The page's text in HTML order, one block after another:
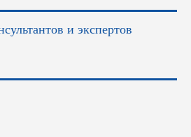
и экспертов